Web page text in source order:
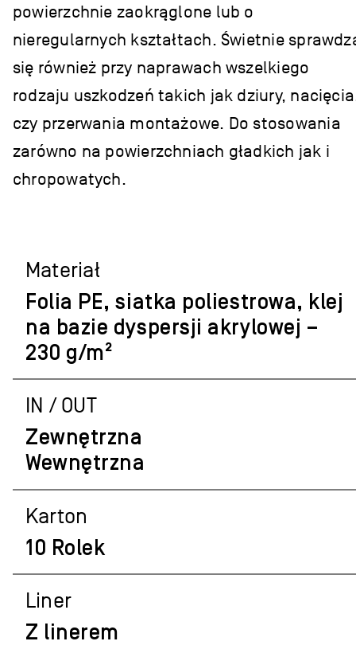
powierzchnie zaokrąglone lub o
nieregularnych kształtach. Świetnie
się również przy naprawach wszelkiego
rodzaju uszkodzeń takich jak dziury,
czy przerwania montażowe. Do stosowania
zarówno na powierzchniach gładkich jak i
chropowatych.
Materiał
Folia PE, siatka poliestrowa, klej
na bazie dyspersji akrylowej –
230 g/m²
IN / OUT
Zewnętrzna
Wewnętrzna
Karton
10 Rolek
Liner
Z linerem